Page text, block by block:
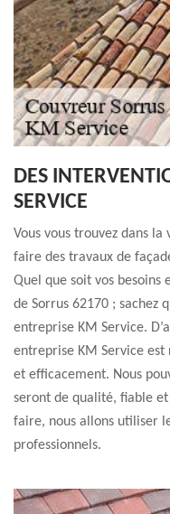
DES
SERVICE
Vous vous trouvez dans la
faire des travaux de
Quel que soit vos
de Sorrus 62170 ; sachez
entreprise KM Service.
entreprise KM Service
et efficacement. Nous
seront de qualité, fiable
faire, nous allons utiliser
professionnels.